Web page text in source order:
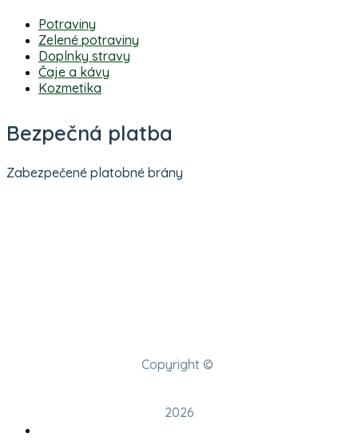
Potraviny
Zelené potraviny
Doplnky stravy
Čaje a kávy
Kozmetika
Bezpečná platba
Zabezpečené platobné brány
Copyright ©
2026